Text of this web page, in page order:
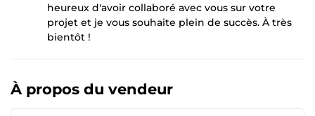
heureux d'avoir collaboré avec vous sur votre
projet et je vous souhaite plein de succès. À très
bientôt !
À propos du vendeur